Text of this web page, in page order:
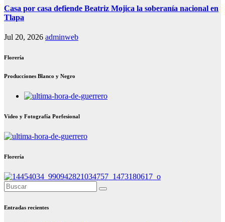
Casa por casa defiende Beatriz Mojica la soberanía nacional en
Tlapa
Jul 20, 2026 adminweb
Florería
Producciones Blanco y Negro
Video y Fotografía Porfesional
Florería
Entradas recientes